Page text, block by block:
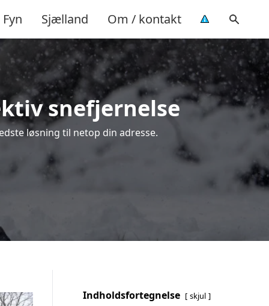
Fyn Sjælland Om / kontakt
snefjernelse
løsning til netop din adresse.
Indholdsfortegnelse skjul